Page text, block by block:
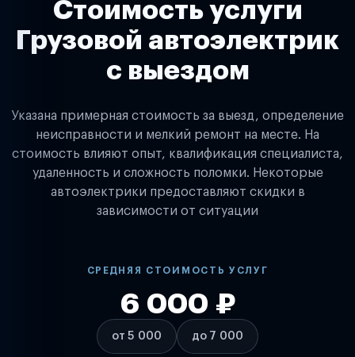
Стоимость услуги
Грузовой автоэлектрик
с выездом
Указана примерная стоимость за выезд, определение
неисправности и мелкий ремонт на месте. На
стоимость влияют опыт, квалификация специалиста,
удаленность и сложность поломки. Некоторые
автоэлектрики предоставляют скидки в
зависимости от ситуации
СРЕДНЯЯ СТОИМОСТЬ УСЛУГ
от 5 000
6 000 ₽
до 7 000